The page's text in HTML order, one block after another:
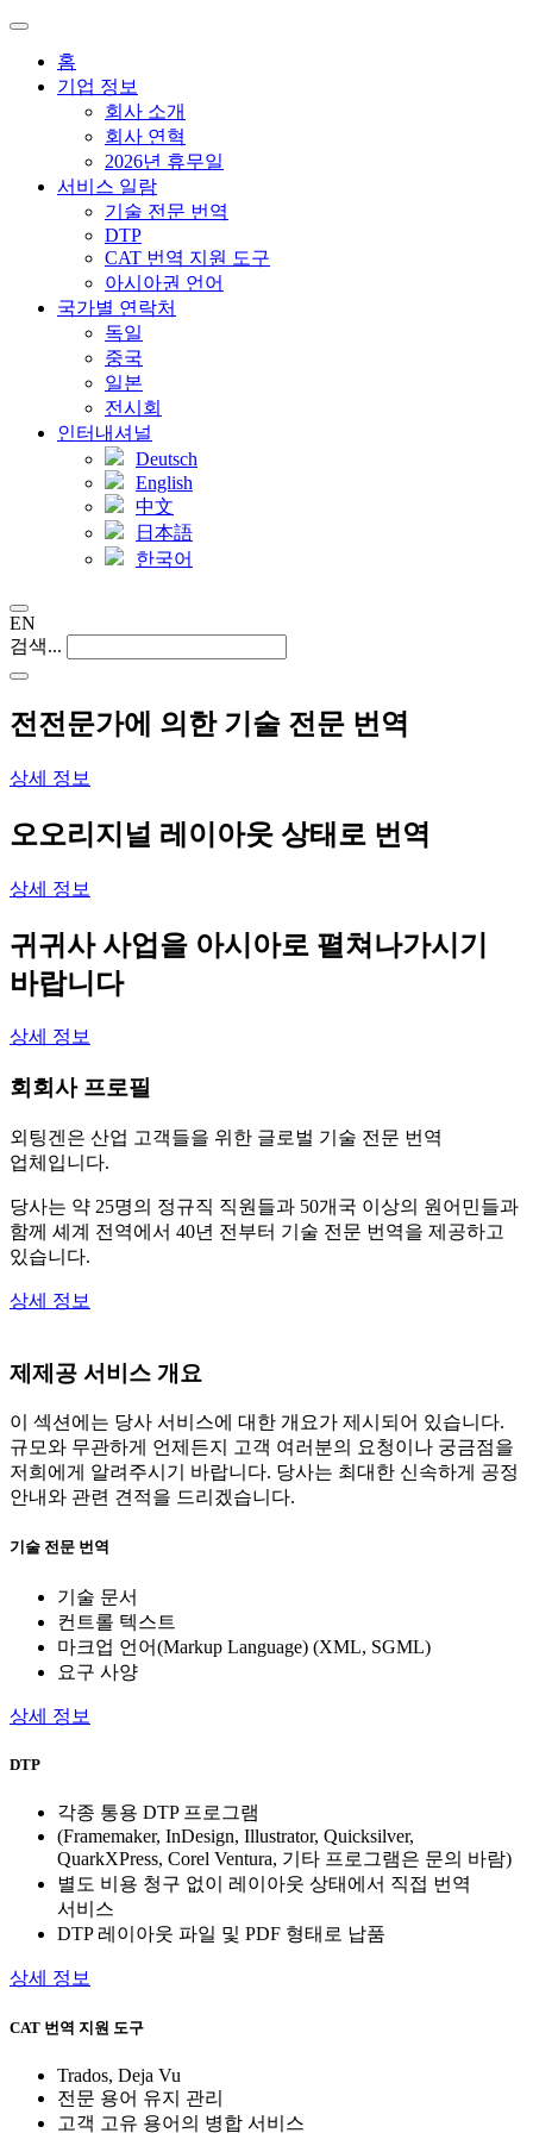
홈
기업 정보
회사 소개
회사 연혁
2026년 휴무일
서비스 일람
기술 전문 번역
DTP
CAT 번역 지원 도구
아시아권 언어
국가별 연락처
독일
중국
일본
전시회
인터내셔널
Deutsch
English
中文
日本語
한국어
EN
검색...
전전문가에 의한 기술 전문 번역
상세 정보
오오리지널 레이아웃 상태로 번역
상세 정보
귀 귀사 사업을 아시아로 펼쳐나가시기
바랍니다
상세 정보
회 회사 프로필
외팅겐은 산업 고객들을 위한 글로벌 기술 전문 번역
업체입니다.
당사는 약 25명의 정규직 직원들과 50개국 이상의 원어민들과
함께 셰계 전역에서 40년 전부터 기술 전문 번역을 제공하고
있습니다.
상세 정보
제 제공 서비스 개요
이 섹션에는 당사 서비스에 대한 개요가 제시되어 있습니다.
규모와 무관하게 언제든지 고객 여러분의 요청이나 궁금점을
저희에게 알려주시기 바랍니다. 당사는 최대한 신속하게 공정
안내와 관련 견적을 드리겠습니다.
기술 전문 번역
기술 문서
컨트롤 텍스트
마크업 언어(Markup Language) (XML, SGML)
요구 사양
상세 정보
DTP
각종 통용 DTP 프로그램
(Framemaker, InDesign, Illustrator, Quicksilver,
QuarkXPress, Corel Ventura, 기타 프로그램은 문의 바람)
별도 비용 청구 없이 레이아웃 상태에서 직접 번역
서비스
DTP 레이아웃 파일 및 PDF 형태로 납품
상세 정보
CAT 번역 지원 도구
Trados, Deja Vu
전문 용어 유지 관리
고객 고유 용어의 병합 서비스